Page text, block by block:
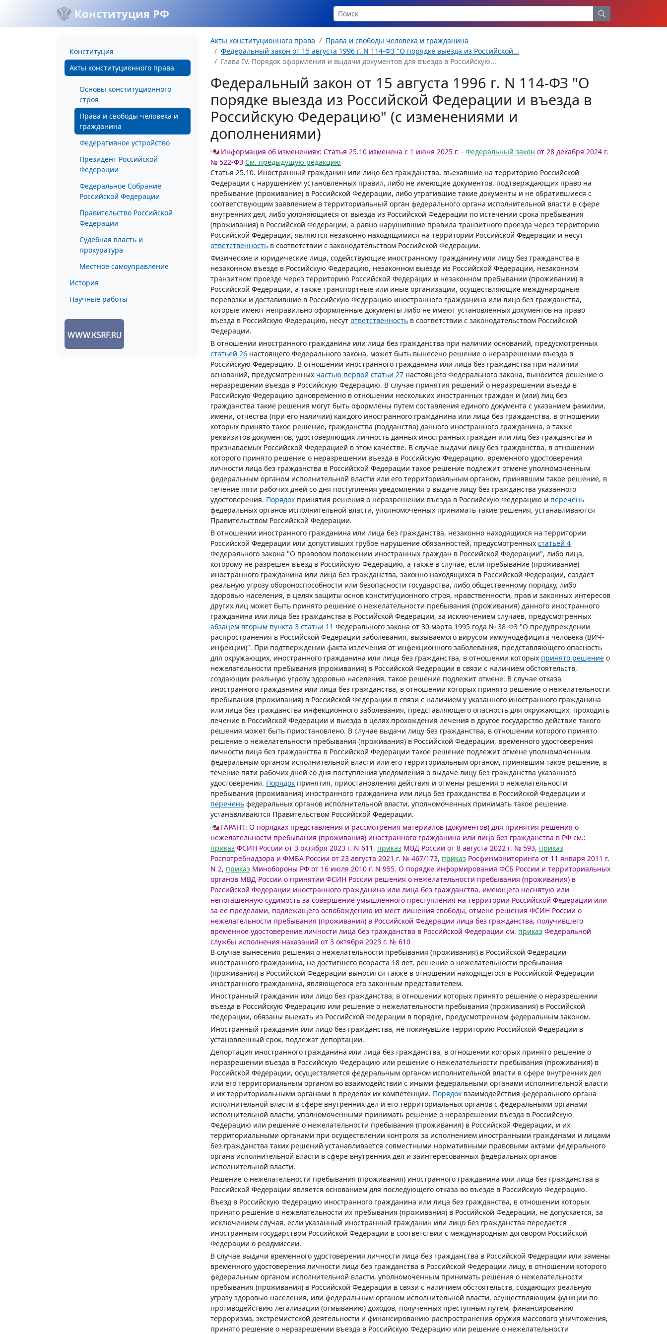
Конституция РФ
Конституция
Акты конституционного права
Основы конституционного
строя
Права и свободы человека и
гражданина
Федеративное устройство
Президент Российской
Федерации
Федеральное Собрание
Российской Федерации
Правительство Российской
Федерации
Судебная власть и
прокуратура
Местное самоуправление
История
Научные работы
Акты конституционного права
Права и свободы человека и гражданина
Федеральный закон от 15 августа 1996 г. N 114-ФЗ "О порядке выезда из Российской...
Глава IV. Порядок оформления и выдачи документов для въезда в Российскую...
Федеральный закон от 15 августа 1996 г. N 114-ФЗ "О
порядке выезда из Российской Федерации и въезда в
Российскую Федерацию" (с изменениями и
дополнениями)
Информация об изменениях: Статья 25.10 изменена с 1 июня 2025 г. - Федеральный закон от 28 декабря 2024 г.
№ 522-ФЗ См. предыдущую редакцию
Статья 25.10. Иностранный гражданин или лицо без гражданства, въехавшие на территорию Российской
Федерации с нарушением установленных правил, либо не имеющие документов, подтверждающих право на
пребывание (проживание) в Российской Федерации, либо утратившие такие документы и не обратившиеся с
соответствующим заявлением в территориальный орган федерального органа исполнительной власти в сфере
внутренних дел, либо уклоняющиеся от выезда из Российской Федерации по истечении срока пребывания
(проживания) в Российской Федерации, а равно нарушившие правила транзитного проезда через территорию
Российской Федерации, являются незаконно находящимися на территории Российской Федерации и несут
ответственность в соответствии с законодательством Российской Федерации.
Физические и юридические лица, содействующие иностранному гражданину или лицу без гражданства в
незаконном въезде в Российскую Федерацию, незаконном выезде из Российской Федерации, незаконном
транзитном проезде через территорию Российской Федерации и незаконном пребывании (проживании) в
Российской Федерации, а также транспортные или иные организации, осуществляющие международные
перевозки и доставившие в Российскую Федерацию иностранного гражданина или лицо без гражданства,
которые имеют неправильно оформленные документы либо не имеют установленных документов на право
въезда в Российскую Федерацию, несут ответственность в соответствии с законодательством Российской
Федерации.
В отношении иностранного гражданина или лица без гражданства при наличии оснований, предусмотренных
статьей 26 настоящего Федерального закона, может быть вынесено решение о неразрешении въезда в
Российскую Федерацию. В отношении иностранного гражданина или лица без гражданства при наличии
оснований, предусмотренных частью первой статьи 27 настоящего Федерального закона, выносится решение о
неразрешении въезда в Российскую Федерацию. В случае принятия решений о неразрешении въезда в
Российскую Федерацию одновременно в отношении нескольких иностранных граждан и (или) лиц без
гражданства такие решения могут быть оформлены путем составления единого документа с указанием фамилии,
имени, отчества (при его наличии) каждого иностранного гражданина или лица без гражданства, в отношении
которых принято такое решение, гражданства (подданства) данного иностранного гражданина, а также
реквизитов документов, удостоверяющих личность данных иностранных граждан или лиц без гражданства и
признаваемых Российской Федерацией в этом качестве. В случае выдачи лицу без гражданства, в отношении
которого принято решение о неразрешении въезда в Российскую Федерацию, временного удостоверения
личности лица без гражданства в Российской Федерации такое решение подлежит отмене уполномоченным
федеральным органом исполнительной власти или его территориальным органом, принявшим такое решение, в
течение пяти рабочих дней со дня поступления уведомления о выдаче лицу без гражданства указанного
удостоверения. Порядок принятия решения о неразрешении въезда в Российскую Федерацию и перечень
федеральных органов исполнительной власти, уполномоченных принимать такие решения, устанавливаются
Правительством Российской Федерации.
В отношении иностранного гражданина или лица без гражданства, незаконно находящихся на территории
Российской Федерации или допустивших грубое нарушение обязанностей, предусмотренных статьей 4
Федерального закона "О правовом положении иностранных граждан в Российской Федерации", либо лица,
которому не разрешен въезд в Российскую Федерацию, а также в случае, если пребывание (проживание)
иностранного гражданина или лица без гражданства, законно находящихся в Российской Федерации, создает
реальную угрозу обороноспособности или безопасности государства, либо общественному порядку, либо
здоровью населения, в целях защиты основ конституционного строя, нравственности, прав и законных интересов
других лиц может быть принято решение о нежелательности пребывания (проживания) данного иностранного
гражданина или лица без гражданства в Российской Федерации, за исключением случаев, предусмотренных
абзацем вторым пункта 3 статьи 11 Федерального закона от 30 марта 1995 года № 38-ФЗ "О предупреждении
распространения в Российской Федерации заболевания, вызываемого вирусом иммунодефицита человека (ВИЧ-
инфекции)". При подтверждении факта излечения от инфекционного заболевания, представляющего опасность
для окружающих, иностранного гражданина или лица без гражданства, в отношении которых принято решение о
нежелательности пребывания (проживания) в Российской Федерации в связи с наличием обстоятельств,
создающих реальную угрозу здоровью населения, такое решение подлежит отмене. В случае отказа
иностранного гражданина или лица без гражданства, в отношении которых принято решение о нежелательности
пребывания (проживания) в Российской Федерации в связи с наличием у указанного иностранного гражданина
или лица без гражданства инфекционного заболевания, представляющего опасность для окружающих, проходить
лечение в Российской Федерации и выезда в целях прохождения лечения в другое государство действие такого
решения может быть приостановлено. В случае выдачи лицу без гражданства, в отношении которого принято
решение о нежелательности пребывания (проживания) в Российской Федерации, временного удостоверения
личности лица без гражданства в Российской Федерации такое решение подлежит отмене уполномоченным
федеральным органом исполнительной власти или его территориальным органом, принявшим такое решение, в
течение пяти рабочих дней со дня поступления уведомления о выдаче лицу без гражданства указанного
удостоверения. Порядок принятия, приостановления действия и отмены решения о нежелательности
пребывания (проживания) иностранного гражданина или лица без гражданства в Российской Федерации и
перечень федеральных органов исполнительной власти, уполномоченных принимать такое решение,
устанавливаются Правительством Российской Федерации.
ГАРАНТ: О порядках представления и рассмотрения материалов (документов) для принятия решения о
нежелательности пребывания (проживания) иностранного гражданина или лица без гражданства в РФ см.:
приказ ФСИН России от 3 октября 2023 г. N 611, приказ МВД России от 8 августа 2022 г. № 593, приказ
Роспотребнадзора и ФМБА России от 23 августа 2021 г. № 467/173, приказ Росфинмониторинга от 11 января 2011 г.
N 2, приказ Минобороны РФ от 16 июля 2010 г. N 955. О порядке информирования ФСБ России и территориальных
органов МВД России о принятии ФСИН России решения о нежелательности пребывания (проживания) в
Российской Федерации иностранного гражданина или лица без гражданства, имеющего неснятую или
непогашенную судимость за совершение умышленного преступления на территории Российской Федерации или
за ее пределами, подлежащего освобождению из мест лишения свободы, отмене решения ФСИН России о
нежелательности пребывания (проживания) в Российской Федерации лица без гражданства, получившего
временное удостоверение личности лица без гражданства в Российской Федерации см. приказ Федеральной
службы исполнения наказаний от 3 октября 2023 г. № 610
В случае вынесения решения о нежелательности пребывания (проживания) в Российской Федерации
иностранного гражданина, не достигшего возраста 18 лет, решение о нежелательности пребывания
(проживания) в Российской Федерации выносится также в отношении находящегося в Российской Федерации
иностранного гражданина, являющегося его законным представителем.
Иностранный гражданин или лицо без гражданства, в отношении которых принято решение о неразрешении
въезда в Российскую Федерацию или решение о нежелательности пребывания (проживания) в Российской
Федерации, обязаны выехать из Российской Федерации в порядке, предусмотренном федеральным законом.
Иностранный гражданин или лицо без гражданства, не покинувшие территорию Российской Федерации в
установленный срок, подлежат депортации.
Депортация иностранного гражданина или лица без гражданства, в отношении которых принято решение о
неразрешении въезда в Российскую Федерацию или решение о нежелательности пребывания (проживания) в
Российской Федерации, осуществляется федеральным органом исполнительной власти в сфере внутренних дел
или его территориальным органом во взаимодействии с иными федеральными органами исполнительной власти
и их территориальными органами в пределах их компетенции. Порядок взаимодействия федерального органа
исполнительной власти в сфере внутренних дел и его территориальных органов с федеральными органами
исполнительной власти, уполномоченными принимать решение о неразрешении въезда в Российскую
Федерацию или решение о нежелательности пребывания (проживания) в Российской Федерации, и их
территориальными органами при осуществлении контроля за исполнением иностранными гражданами и лицами
без гражданства таких решений устанавливается совместными нормативными правовыми актами федерального
органа исполнительной власти в сфере внутренних дел и заинтересованных федеральных органов
исполнительной власти.
Решение о нежелательности пребывания (проживания) иностранного гражданина или лица без гражданства в
Российской Федерации является основанием для последующего отказа во въезде в Российскую Федерацию.
Въезд в Российскую Федерацию иностранного гражданина или лица без гражданства, в отношении которых
принято решение о нежелательности их пребывания (проживания) в Российской Федерации, не допускается, за
исключением случая, если указанный иностранный гражданин или лицо без гражданства передается
иностранным государством Российской Федерации в соответствии с международным договором Российской
Федерации о реадмиссии.
В случае выдачи временного удостоверения личности лица без гражданства в Российской Федерации или замены
временного удостоверения личности лица без гражданства в Российской Федерации лицу, в отношении которого
федеральным органом исполнительной власти, уполномоченным принимать решения о нежелательности
пребывания (проживания) в Российской Федерации в связи с наличием обстоятельств, создающих реальную
угрозу здоровью населения, или федеральным органом исполнительной власти, осуществляющим функции по
противодействию легализации (отмыванию) доходов, полученных преступным путем, финансированию
терроризма, экстремистской деятельности и финансированию распространения оружия массового уничтожения,
принято решение о неразрешении въезда в Российскую Федерацию или решение о нежелательности